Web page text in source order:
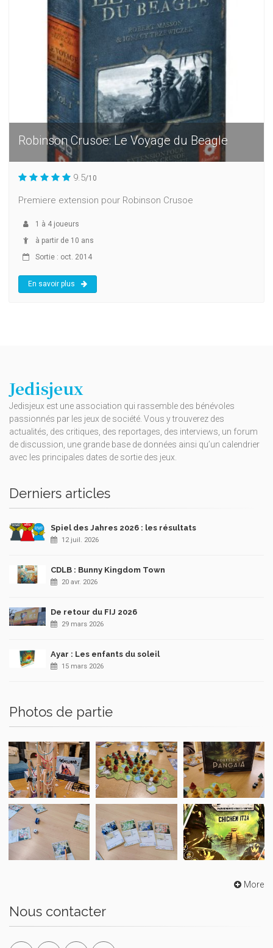
Robinson Crusoe: Le Voyage du Beagle
9.5/10
Premiere extension pour Robinson Crusoe
1 à 4 joueurs
à partir de 10 ans
Sortie : oct. 2014
En savoir plus
Jedisjeux
Jedisjeux est une association qui rassemble des bénévoles
passionnés par les jeux de société. Vous y trouverez des
actualités, des critiques, des reportages, des interviews, un forum
de discussion, une grande base de données ainsi qu’un calendrier
avec les principales dates de sortie des jeux.
Derniers articles
Spiel des Jahres 2026 : les résultats
12 juil. 2026
CDLB : Bunny Kingdom Town
20 avr. 2026
De retour du FIJ 2026
29 mars 2026
Ayar : Les enfants du soleil
15 mars 2026
Photos de partie
More
Nous contacter